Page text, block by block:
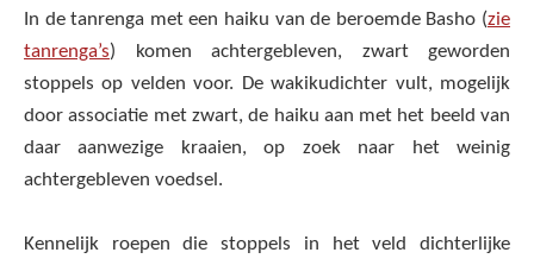
In de tanrenga met een haiku van de beroemde Basho (zie
tanrenga’s) komen achtergebleven, zwart geworden
stoppels op velden voor. De wakikudichter vult, mogelijk
door associatie met zwart, de haiku aan met het beeld van
daar aanwezige kraaien, op zoek naar het weinig
achtergebleven voedsel.
Kennelijk roepen die stoppels in het veld dichterlijke